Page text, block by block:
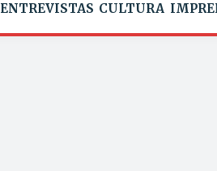
ENTREVISTAS CULTURA